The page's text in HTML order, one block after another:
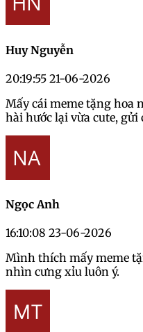
Huy Nguyễn
20:19:55 21-06-2026
Mấy cái meme tặng hoa
hài hước lại vừa cute, gửi
Ngọc Anh
16:10:08 23-06-2026
Mình thích mấy meme
nhìn cưng xỉu luôn ý.